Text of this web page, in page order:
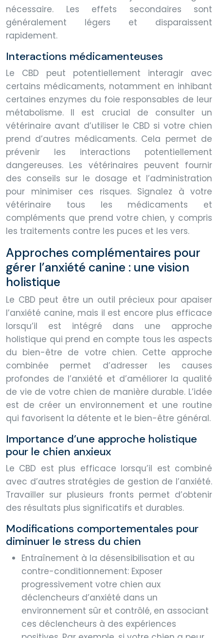
nécessaire. Les effets secondaires sont
généralement légers et disparaissent
rapidement.
Interactions médicamenteuses
Le CBD peut potentiellement interagir avec
certains médicaments, notamment en inhibant
certaines enzymes du foie responsables de leur
métabolisme. Il est crucial de consulter un
vétérinaire avant d’utiliser le CBD si votre chien
prend d’autres médicaments. Cela permet de
prévenir les interactions potentiellement
dangereuses. Les vétérinaires peuvent fournir
des conseils sur le dosage et l’administration
pour minimiser ces risques. Signalez à votre
vétérinaire tous les médicaments et
compléments que prend votre chien, y compris
les traitements contre les puces et les vers.
Approches complémentaires pour
gérer l’anxiété canine : une vision
holistique
Le CBD peut être un outil précieux pour apaiser
l’anxiété canine, mais il est encore plus efficace
lorsqu’il est intégré dans une approche
holistique qui prend en compte tous les aspects
du bien-être de votre chien. Cette approche
combinée permet d’adresser les causes
profondes de l’anxiété et d’améliorer la qualité
de vie de votre chien de manière durable. L’idée
est de créer un environnement et une routine
qui favorisent la détente et le bien-être général.
Importance d’une approche holistique
pour le chien anxieux
Le CBD est plus efficace lorsqu’il est combiné
avec d’autres stratégies de gestion de l’anxiété.
Travailler sur plusieurs fronts permet d’obtenir
des résultats plus significatifs et durables.
Modifications comportementales pour
diminuer le stress du chien
Entraînement à la désensibilisation et au
contre-conditionnement: Exposer
progressivement votre chien aux
déclencheurs d’anxiété dans un
environnement sûr et contrôlé, en associant
ces déclencheurs à des expériences